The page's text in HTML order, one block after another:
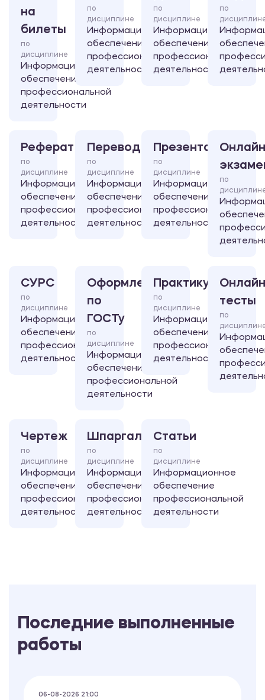
на
билеты
по
дисциплине
Информационное
обеспечение
профессиональной
деятельности
по
дисциплине
Информационное
обеспечение
профессиональной
деятельности
по
дисциплине
Информационное
обеспечение
профессиональной
деятельности
по
Реферат
по
дисциплине
Информационное
обеспечение
профессиональной
деятельности
Перевод
по
дисциплине
Информационное
обеспечение
профессиональной
деятельности
Презентация
по
дисциплине
Информационное
обеспечение
профессиональной
деятельности
по
СУРС
по
дисциплине
Информационное
обеспечение
профессиональной
деятельности
Оформление
по
ГОСТу
по
дисциплине
Информационное
обеспечение
профессиональной
деятельности
Практикум
по
дисциплине
Информационное
обеспечение
профессиональной
деятельности
тесты
по
Чертеж
по
дисциплине
Информационное
обеспечение
профессиональной
деятельности
Шпаргалка
по
дисциплине
Информационное
обеспечение
профессиональной
деятельности
Статьи
по
дисциплине
Информационное
обеспечение
профессиональной
деятельности
Последние выполненные
работы
06-08-2026 21:00